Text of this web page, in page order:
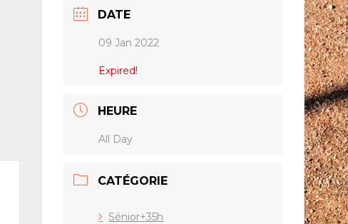
DATE
09 Jan 2022
Expired!
HEURE
All Day
CATÉGORIE
Sénior+35h